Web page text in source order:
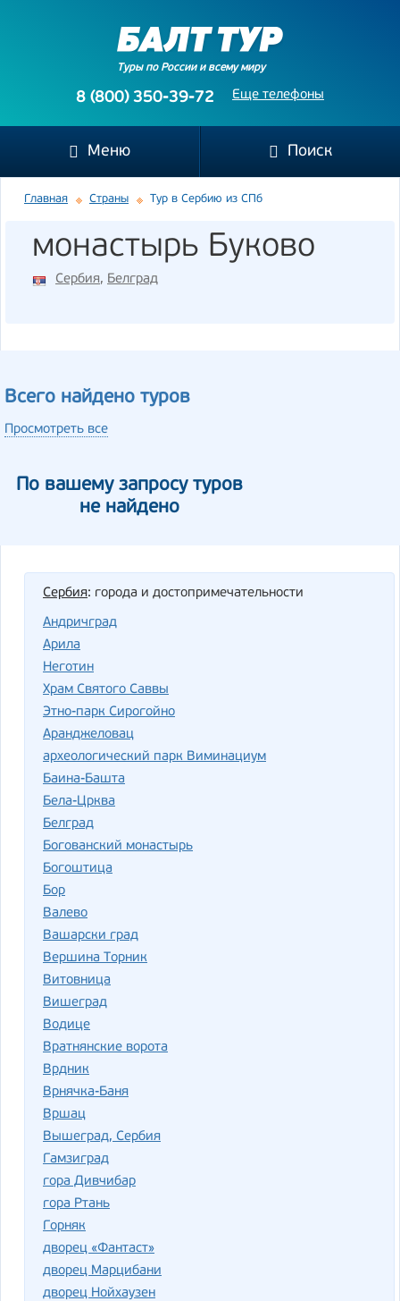
Туры по России и всему миру
Еще телефоны
8 (800) 350-39-72
Меню Поиск
Главная Страны Тур в Сербию из СПб
монастырь Буково
Сербия, Белград
Всего найдено туров
Просмотреть все
По вашему запросу туров
не найдено
Сербия: города и достопримечательности
Андричград
Арила
Неготин
Храм Святого Саввы
Этно-парк Сирогойно
Аранджеловац
археологический парк Виминациум
Баина-Башта
Бела-Црква
Белград
Богованский монастырь
Богоштица
Бор
Валево
Вашарски град
Вершина Торник
Витовница
Вишеград
Водице
Вратнянские ворота
Врдник
Врнячка-Баня
Вршац
Вышеград, Сербия
Гамзиград
гора Дивчибар
гора Ртань
Горняк
дворец «Фантаст»
дворец Марцибани
дворец Нойхаузен